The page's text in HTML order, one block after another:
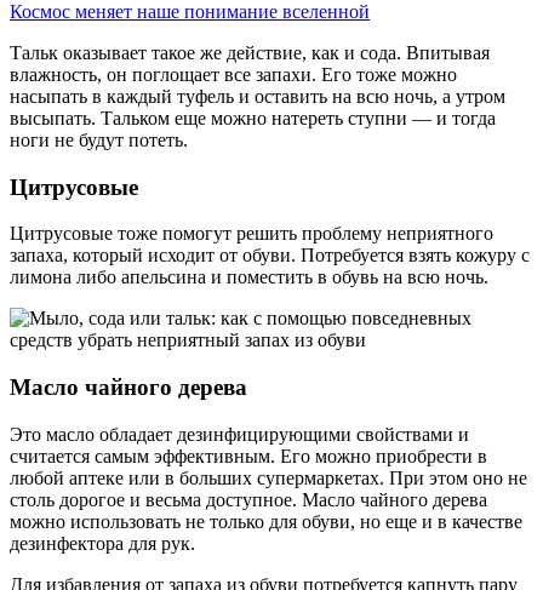
Космос меняет наше понимание вселенной
Тальк оказывает такое же действие, как и сода. Впитывая
влажность, он поглощает все запахи. Его тоже можно
насыпать в каждый туфель и оставить на всю ночь, а утром
высыпать. Тальком еще можно натереть ступни — и тогда
ноги не будут потеть.
Цитрусовые
Цитрусовые тоже помогут решить проблему неприятного
запаха, который исходит от обуви. Потребуется взять кожуру с
лимона либо апельсина и поместить в обувь на всю ночь.
Масло чайного дерева
Это масло обладает дезинфицирующими свойствами и
считается самым эффективным. Его можно приобрести в
любой аптеке или в больших супермаркетах. При этом оно не
столь дорогое и весьма доступное. Масло чайного дерева
можно использовать не только для обуви, но еще и в качестве
дезинфектора для рук.
Для избавления от запаха из обуви потребуется капнуть пару